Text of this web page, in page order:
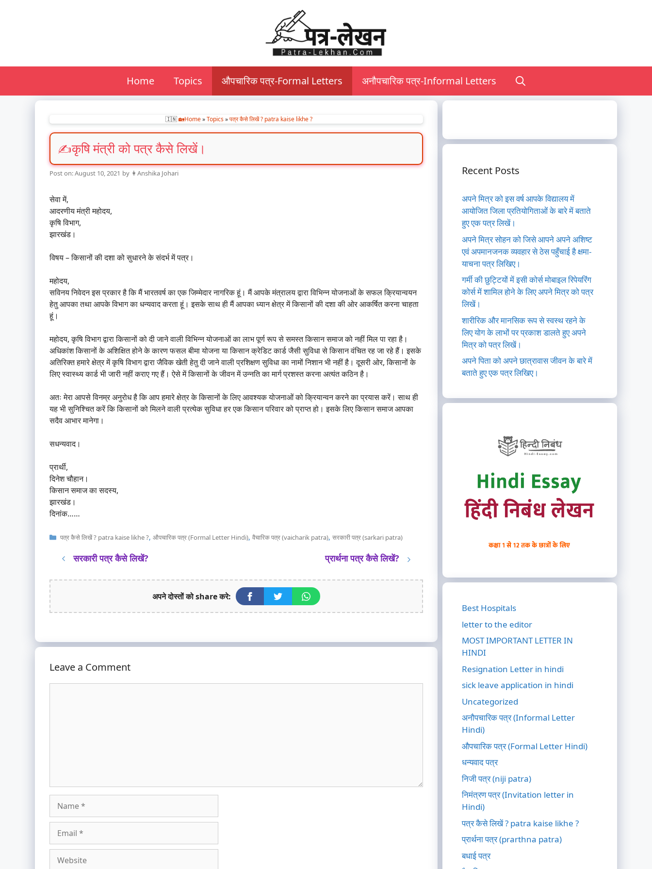
Home Topics औपचारिक पत्र-Formal Letters अनौपचारिक पत्र-Informal Letters
🇮🇳 🏡Home»Topics»पत्र कैसे लिखें ? patra kaise likhe ?
कृषि मंत्री को पत्र कैसे लिखें।
August 10, 2021 by 👩Anshika Johari
सेवा में,
आदरणीय मंत्री महोदय,
कृषि विभाग,
झारखंड।
विषय – किसानों की दशा को सुधारने के संदर्भ में पत्र।
महोदय,
सविनय निवेदन इस प्रकार है कि मैं भारतवर्ष का एक जिम्मेदार नागरिक हूं। मैं आपके मंत्रालय द्वारा विभिन्न योजनाओं के सफल क्रियान्वयन
हेतु आपका तथा आपके विभाग का धन्यवाद करता हूं। इसके साथ ही मैं आपका ध्यान क्षेत्र में किसानों की दशा की ओर आकर्षित करना चाहता
हूं।
महोदय, कृषि विभाग द्वारा किसानों को दी जाने वाली विभिन्न योजनाओं का लाभ पूर्ण रूप से समस्त किसान समाज को नहीं मिल पा रहा है।
अधिकांश किसानों के अशिक्षित होने के कारण फसल बीमा योजना या किसान क्रेडिट कार्ड जैसी सुविधा से किसान वंचित रह जा रहे हैं। इसके
अतिरिक्त हमारे क्षेत्र में कृषि विभाग द्वारा जैविक खेती हेतु दी जाने वाली प्रशिक्षण सुविधा का नामों निशान भी नहीं है। दूसरी ओर, किसानों के
लिए स्वास्थ्य कार्ड भी जारी नहीं कराए गए हैं। ऐसे में किसानों के जीवन में उन्नति का मार्ग प्रशस्त करना अत्यंत कठिन है।
अतः मेरा आपसे विनम्र अनुरोध है कि आप हमारे क्षेत्र के किसानों के लिए आवश्यक योजनाओं को क्रियान्वन करने का प्रयास करें। साथ ही
यह भी सुनिश्चित करें कि किसानों को मिलने वाली प्रत्येक सुविधा हर एक किसान परिवार को प्राप्त हो। इसके लिए किसान समाज आपका
सदैव आभार मानेगा।
सधन्यवाद।
प्रार्थी,
दिनेश चौहान।
किसान समाज का सदस्य,
झारखंड।
दिनांक……
Categories
पत्र कैसे लिखें ? patra kaise likhe ?, औपचारिक पत्र (Formal Letter Hindi), वैचारिक पत्र (vaicharik patra), सरकारी पत्र (sarkari patra)
सरकारी पत्र कैसे लिखें? प्रार्थना पत्र कैसे लिखें?
अपने दोस्तों को share करे:
Leave a Comment
Recent Posts
अपने मित्र को इस वर्ष आपके विद्यालय में
आयोजित जिला प्रतियोगिताओं के बारे में बताते
हुए एक पत्र लिखें।
अपने मित्र सोहन को जिसे आपने अपने अशिष्ट
एवं अपमानजनक व्यवहार से ठेस पहुँचाई है क्षमा-
याचना पत्र लिखिए।
गर्मी की छुट्टियों में इसी कोर्स मोबाइल रिपेयरिंग
कोर्स में शामिल होने के लिए अपने मित्र को पत्र
लिखें।
शारीरिक और मानसिक रूप से स्वस्थ रहने के
लिए योग के लाभों पर प्रकाश डालते हुए अपने
मित्र को पत्र लिखें।
अपने पिता को अपने छात्रावास जीवन के बारे में
बताते हुए एक पत्र लिखिए।
Best Hospitals
letter to the editor
MOST IMPORTANT LETTER IN
HINDI
Resignation Letter in hindi
sick leave application in hindi
Uncategorized
अनौपचारिक पत्र (Informal Letter
Hindi)
औपचारिक पत्र (Formal Letter Hindi)
धन्यवाद पत्र
निजी पत्र (niji patra)
निमंत्रण पत्र (Invitation letter in
Hindi)
पत्र कैसे लिखें ? patra kaise likhe ?
प्रार्थना पत्र (prarthna patra)
बधाई पत्र